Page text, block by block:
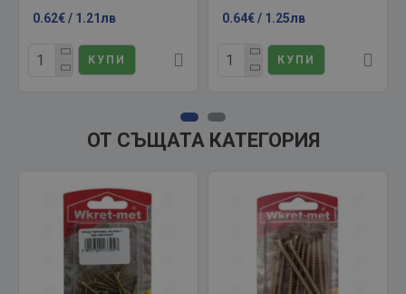
0.62€ / 1.21лв
КУПИ
0.64€ / 1.25лв
КУПИ
ОТ СЪЩАТА КАТЕГОРИЯ